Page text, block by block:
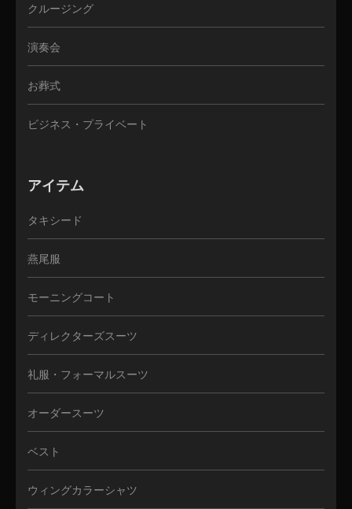
クルージング
演奏会
お葬式
ビジネス・プライベート
アイテム
タキシード
燕尾服
モーニングコート
ディレクターズスーツ
礼服・フォーマルスーツ
オーダースーツ
ベスト
ウィングカラーシャツ